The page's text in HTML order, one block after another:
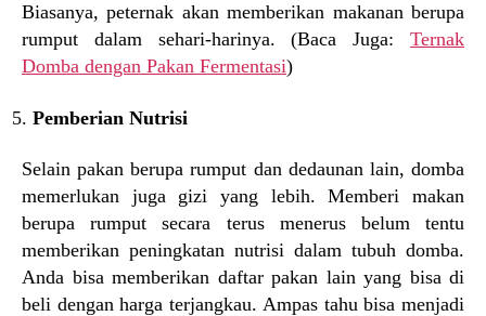
Biasanya, peternak akan memberikan makanan berupa
rumput dalam sehari-harinya. (Baca Juga: Ternak
Domba dengan Pakan Fermentasi)
Pemberian Nutrisi
Selain pakan berupa rumput dan dedaunan lain, domba
memerlukan juga gizi yang lebih. Memberi makan
berupa rumput secara terus menerus belum tentu
memberikan peningkatan nutrisi dalam tubuh domba.
Anda bisa memberikan daftar pakan lain yang bisa di
beli dengan harga terjangkau. Ampas tahu bisa menjadi